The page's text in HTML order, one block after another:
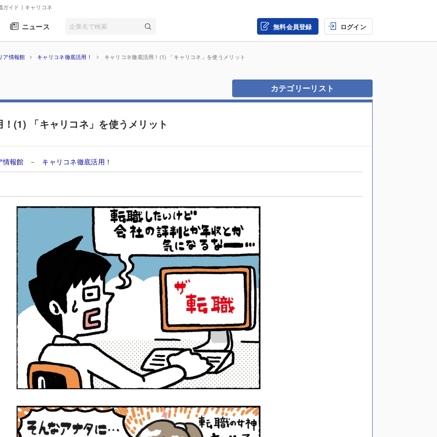
ガイド | キャリコネ
ニュース 無料会員登録 ログイン
ア情報館 キャリコネ徹底活用！ キャリコネ徹底活用！(1) 「キャリコネ」を使うメリット
カテゴリーリスト
(1) 「キャリコネ」を使うメリット
情報館 － キャリコネ徹底活用！